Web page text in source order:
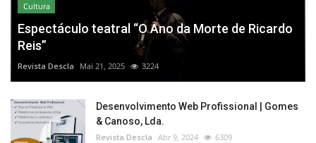
Cultura
Espectáculo teatral “O Ano da Morte de Ricardo
Reis”
Revista Descla Mai 21, 2025 3224
Desenvolvimento Web Profissional | Gomes
& Canoso, Lda.
Revista Descla Abr 9, 2024 6309